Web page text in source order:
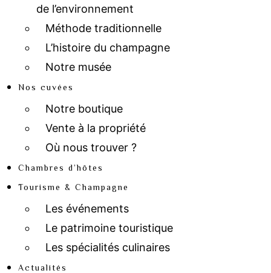
de l’environnement
Méthode traditionnelle
L’histoire du champagne
Notre musée
Nos cuvées
Notre boutique
Vente à la propriété
Où nous trouver ?
Chambres d’hôtes
Tourisme & Champagne
Les événements
Le patrimoine touristique
Les spécialités culinaires
Actualités